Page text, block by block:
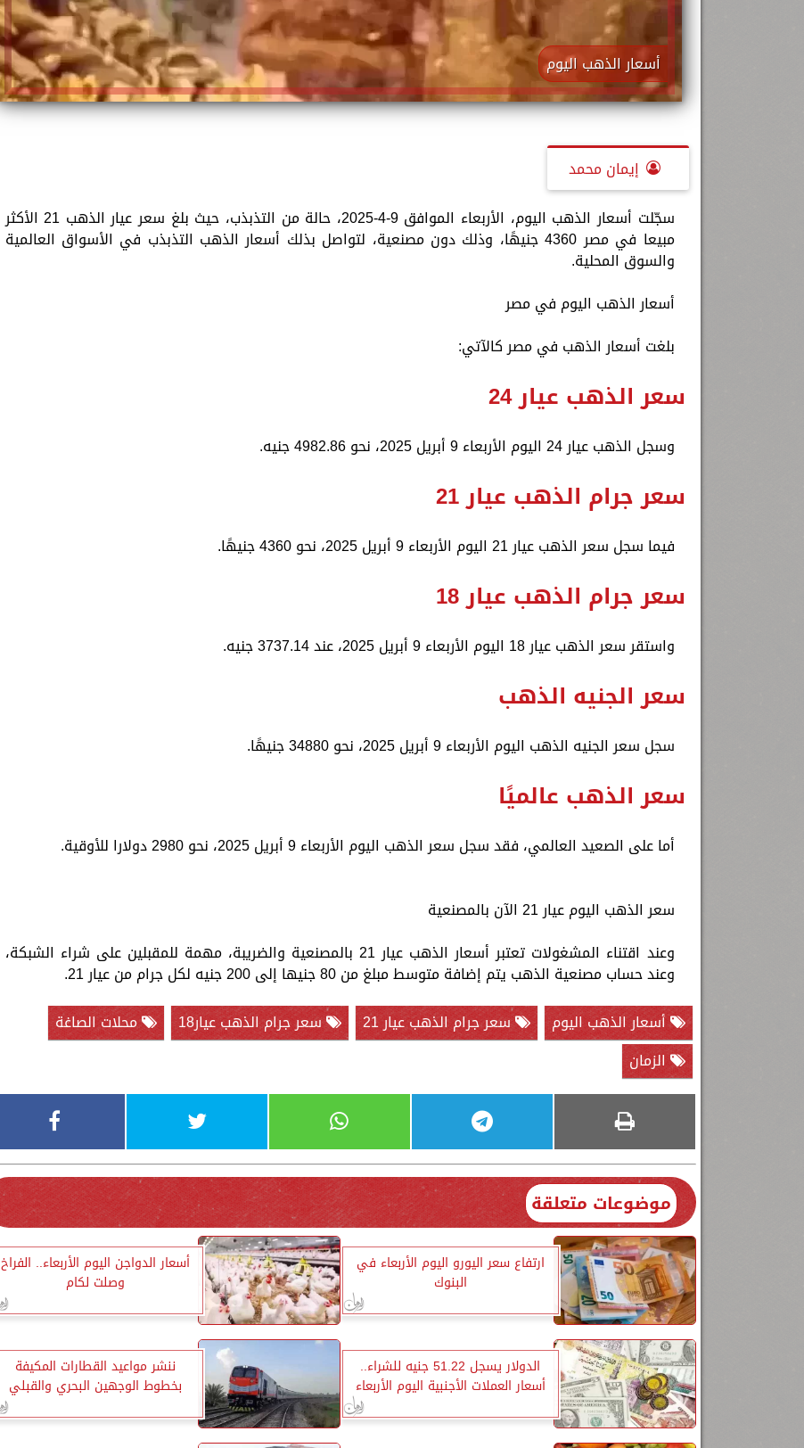
أسعار الذهب اليوم
إيمان محمد
سجّلت أسعار الذهب اليوم، الأربعاء الموافق 9-4-2025، حالة من التذبذب، حيث بلغ سعر عيار الذهب 21 الأكثر
مبيعا في مصر 4360 جنيهًا، وذلك دون مصنعية، لتواصل بذلك أسعار الذهب التذبذب في الأسواق العالمية
والسوق المحلية.
أسعار الذهب اليوم في مصر
بلغت أسعار الذهب في مصر كالآتي:
سعر الذهب عيار 24
وسجل الذهب عيار 24 اليوم الأربعاء 9 أبريل 2025، نحو 4982.86 جنيه.
سعر جرام الذهب عيار 21
فيما سجل سعر الذهب عيار 21 اليوم الأربعاء 9 أبريل 2025، نحو 4360 جنيهًا.
سعر جرام الذهب عيار 18
واستقر سعر الذهب عيار 18 اليوم الأربعاء 9 أبريل 2025، عند 3737.14 جنيه.
سعر الجنيه الذهب
سجل سعر الجنيه الذهب اليوم الأربعاء 9 أبريل 2025، نحو 34880 جنيهًا.
سعر الذهب عالميًا
أما على الصعيد العالمي، فقد سجل سعر الذهب اليوم الأربعاء 9 أبريل 2025، نحو 2980 دولارا للأوقية.
سعر الذهب اليوم عيار 21 الآن بالمصنعية
وعند اقتناء المشغولات تعتبر أسعار الذهب عيار 21 بالمصنعية والضريبة، مهمة للمقبلين على شراء الشبكة،
وعند حساب مصنعية الذهب يتم إضافة متوسط مبلغ من 80 جنيها إلى 200 جنيه لكل جرام من عيار 21.
أسعار الذهب اليوم
سعر جرام الذهب عيار 21 سعر جرام الذهب عيار18
محلات الصاغة
الزمان
موضوعات متعلقة
ارتفاع سعر اليورو اليوم الأربعاء في
البنوك
أسعار الدواجن اليوم الأربعاء.. الفراخ
وصلت لكام
الدولار يسجل 51.22 جنيه للشراء..
أسعار العملات الأجنبية اليوم الأربعاء
ننشر مواعيد القطارات المكيفة
بخطوط الوجهين البحري والقبلي